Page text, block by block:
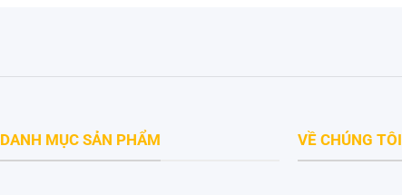
DANH MỤC SẢN PHẨM VỀ CHÚNG TÔI